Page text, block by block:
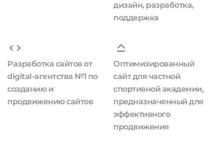
дизайн, разработка,
поддержка
Разработка сайтов от
digital-агентства №1 по
созданию и
продвижению сайтов
Оптимизированный
сайт для частной
спортивной академии,
предназначенный для
эффективного
продвижения